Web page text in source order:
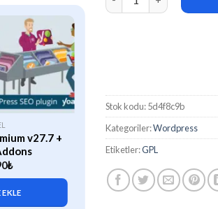
v27.7 +
₺
EKLE
ÖZEL
WP Rocket
Plugin for
SEPETE EKLE
Stok kodu:5d4f8c9b
Kategoriler:Wordpress
Etiketler:GPL